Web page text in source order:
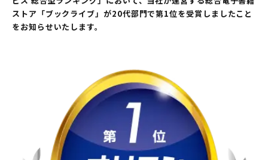
ストア「ブックライブ」が20代部門で第1位を受賞しましたこと
をお知らせいたします。